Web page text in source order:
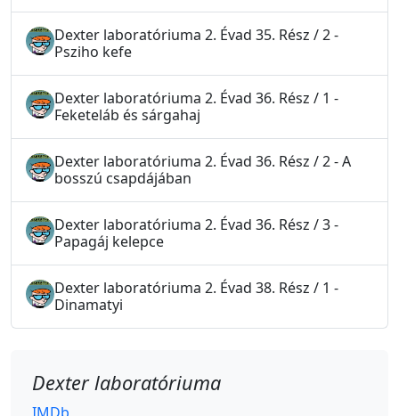
Dexter laboratóriuma 2. Évad 35. Rész / 2 -
Psziho kefe
Dexter laboratóriuma 2. Évad 36. Rész / 1 -
Feketeláb és sárgahaj
Dexter laboratóriuma 2. Évad 36. Rész / 2 - A
bosszú csapdájában
Dexter laboratóriuma 2. Évad 36. Rész / 3 -
Papagáj kelepce
Dexter laboratóriuma 2. Évad 38. Rész / 1 -
Dinamatyi
Dexter laboratóriuma